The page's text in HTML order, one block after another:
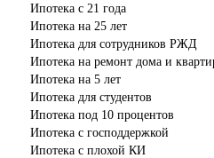
Ипотека с 21 года
Ипотека на 25 лет
Ипотека для сотрудников РЖД
Ипотека на ремонт дома и
Ипотека на 5 лет
Ипотека для студентов
Ипотека под 10 процентов
Ипотека с господдержкой
Ипотека с плохой КИ